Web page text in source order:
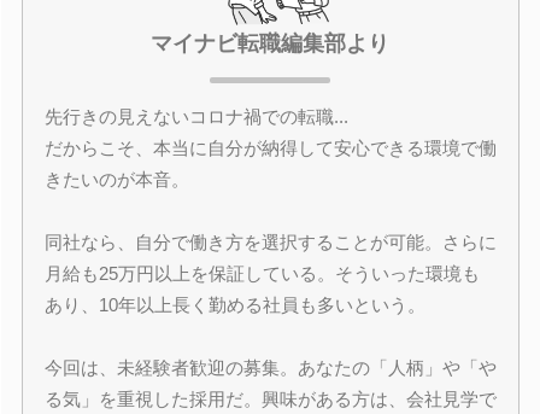
マイナビ転職編集部より
先行きの見えないコロナ禍での転職...
だからこそ、本当に自分が納得して安心できる環境で働
きたいのが本音。
同社なら、自分で働き方を選択することが可能。さらに
月給も25万円以上を保証している。そういった環境も
あり、10年以上長く勤める社員も多いという。
今回は、未経験者歓迎の募集。あなたの「人柄」や「や
る気」を重視した採用だ。興味がある方は、会社見学で